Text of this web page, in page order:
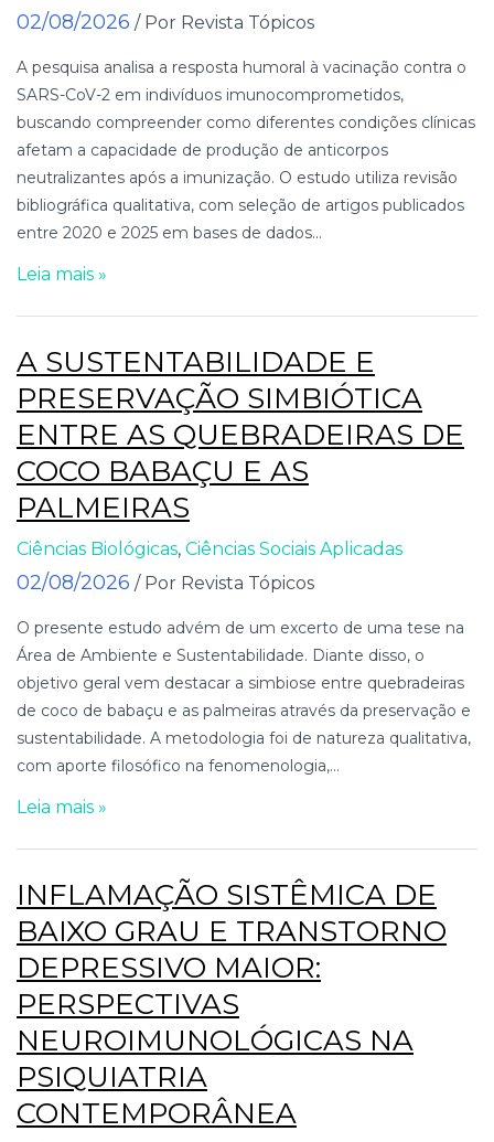
02/08/2026 / Por Revista Tópicos
A pesquisa analisa a resposta humoral à vacinação contra o
SARS-CoV-2 em indivíduos imunocomprometidos,
buscando compreender como diferentes condições clínicas
afetam a capacidade de produção de anticorpos
neutralizantes após a imunização. O estudo utiliza revisão
bibliográfica qualitativa, com seleção de artigos publicados
entre 2020 e 2025 em bases de dados...
Leia mais »
A SUSTENTABILIDADE E
PRESERVAÇÃO SIMBIÓTICA
ENTRE AS QUEBRADEIRAS DE
COCO BABAÇU E AS
PALMEIRAS
Ciências Biológicas, Ciências Sociais Aplicadas
02/08/2026 / Por Revista Tópicos
O presente estudo advém de um excerto de uma tese na
Área de Ambiente e Sustentabilidade. Diante disso, o
objetivo geral vem destacar a simbiose entre quebradeiras
de coco de babaçu e as palmeiras através da preservação e
sustentabilidade. A metodologia foi de natureza qualitativa,
com aporte filosófico na fenomenologia,...
Leia mais »
INFLAMAÇÃO SISTÊMICA DE
BAIXO GRAU E TRANSTORNO
DEPRESSIVO MAIOR:
PERSPECTIVAS
NEUROIMUNOLÓGICAS NA
PSIQUIATRIA
CONTEMPORÂNEA